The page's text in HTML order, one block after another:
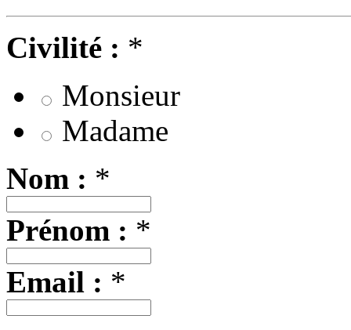
Civilité : *
Monsieur
Madame
Nom : *
Prénom : *
Email : *